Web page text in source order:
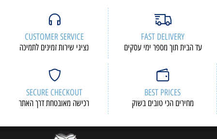
FAST DELIVERY
עד הבית תוך מספר ימי עסקים
CUSTOMER SERVICE
נציגי שירות זמינים לתמיכה
BEST PRICES
מחירים הכי טובים בשוק
SECURE CHECKOUT
רכישה מאובטחת דרך האתר